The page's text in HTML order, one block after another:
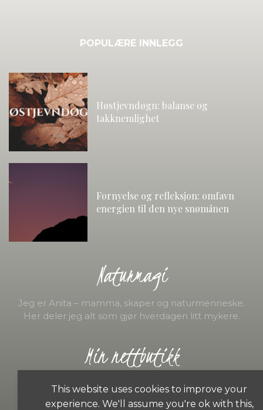
POPULÆRE INNLEGG
Høstjevndøgn: balanse og
takknemlighet
Fornyelse og refleksjon: omfavn
energien til den nye snømånen
Naturmagi
Jeg er Anita – mamma, skaper og naturmenneske.
Her deler jeg alt som gjør hverdagen litt mykere.
Min nettbutikk
Oppdag mine printbare planer, e-bøker og små
sesongsaker →
This website uses cookies to improve your
experience. We'll assume you're ok with this,